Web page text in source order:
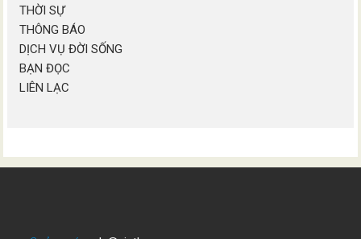
THỜI SỰ
THÔNG BÁO
DỊCH VỤ ĐỜI SỐNG
BẠN ĐỌC
LIÊN LẠC